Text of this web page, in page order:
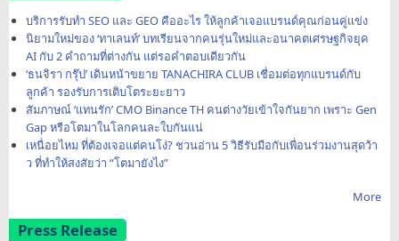
บริการรับทำ SEO และ GEO คืออะไร ให้ลูกค้าเจอแบรนด์คุณก่อนคู่แข่ง
นิยามใหม่ของ ‘ทาเลนท์’ บทเรียนจากคนรุ่นใหม่และอนาคตเศรษฐกิจยุค
AI กับ 2 คำถามที่ต่างกัน แต่รอคำตอบเดียวกัน
‘ธนจิรา กรุ๊ป’ เดินหน้าขยาย TANACHIRA CLUB เชื่อมต่อทุกแบรนด์กับ
ลูกค้า รองรับการเติบโตระยะยาว
สัมภาษณ์ ‘แทนรัก’ CMO Binance TH คนต่างวัยเข้าใจกันยาก เพราะ Gen
Gap หรือโตมาในโลกคนละใบกันแน่
เหนื่อยไหม ที่ต้องเจอแต่คนโง่? ชวนอ่าน 5 วิธีรับมือกับเพื่อนร่วมงานสุดว้า
ว ที่ทำให้สงสัยว่า “โตมายังไง”
More
Press Release